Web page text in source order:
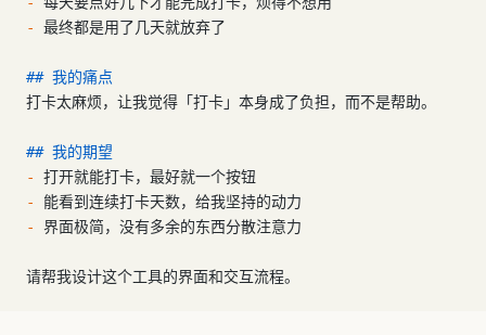
-
最终都是用了几天就放弃了
## 我的痛点
打卡太麻烦，让我觉得「打卡」本身成了负担，而不是帮助。
## 我的期望
-
打开就能打卡，最好就一个按钮
-
能看到连续打卡天数，给我坚持的动力
-
界面极简，没有多余的东西分散注意力
请帮我设计这个工具的界面和交互流程。